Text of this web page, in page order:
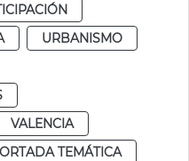
URBANISMO
VALENCIA
TEMÁTICA